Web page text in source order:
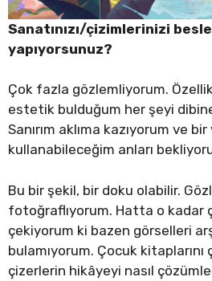
Sanatınızı/çizimlerinizi
yapıyorsunuz?
Çok fazla gözlemliyorum.
estetik bulduğum her şeyi
Sanırım aklıma kazıyorum ve
kullanabileceğim anları
Bu bir şekil, bir doku olabilir.
fotoğraflıyorum. Hatta o kadar
çekiyorum ki bazen görselleri
bulamıyorum. Çocuk
çizerlerin hikâyeyi nasıl